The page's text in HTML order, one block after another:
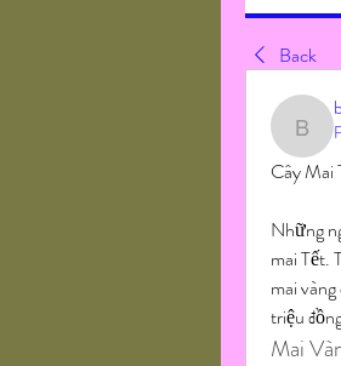
Back
Cây Mai
Những
mai Tết.
mai
triệu
Mai